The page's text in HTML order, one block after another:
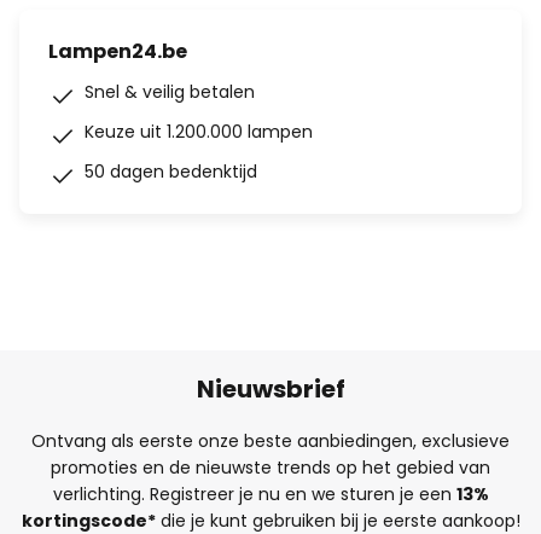
Lampen24.be
Snel & veilig betalen
Keuze uit 1.200.000 lampen
50 dagen bedenktijd
Nieuwsbrief
Ontvang als eerste onze beste aanbiedingen, exclusieve
promoties en de nieuwste trends op het gebied van
verlichting. Registreer je nu en we sturen je een 13%
kortingscode*die je kunt gebruiken bij je eerste aankoop!